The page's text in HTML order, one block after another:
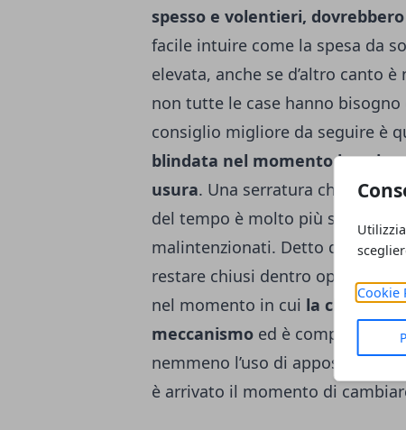
Cookie
spesso e volentieri,
facile intuire come la spesa da
elevata, anche se d’altro canto
non tutte le case hanno
consiglio migliore da seguire è
blindata nel momento in cui
usura. Una serratura che ha
del tempo è molto più semplice
malintenzionati. Detto questo,
restare chiusi dentro oppure fuori
nel momento in cui la chiave
meccanismo ed è complicato
nemmeno l’uso di appositi
è arrivato il momento di